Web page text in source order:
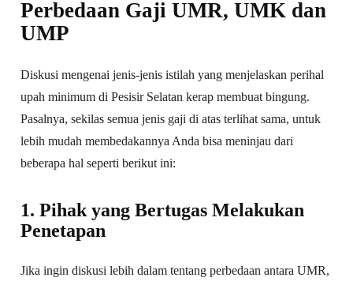
Perbedaan Gaji UMR, UMK dan
UMP
Diskusi mengenai jenis-jenis istilah yang menjelaskan perihal
upah minimum di Pesisir Selatan kerap membuat bingung.
Pasalnya, sekilas semua jenis gaji di atas terlihat sama, untuk
lebih mudah membedakannya Anda bisa meninjau dari
beberapa hal seperti berikut ini:
1. Pihak yang Bertugas Melakukan
Penetapan
Jika ingin diskusi lebih dalam tentang perbedaan antara UMR,